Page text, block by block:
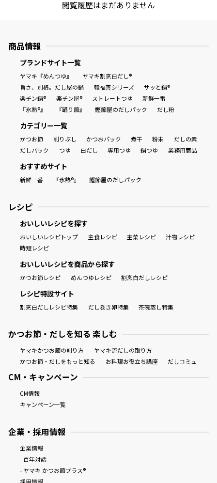
閲覧履歴はまだありません
商品情報
ブランドサイト一覧
ヤマキ『めんつゆ』
ヤマキ割烹白だし®
旨さ、別格。だし屋の鍋
韓福善シリーズ
サッと鍋®
楽チン鍋®
楽チン屋® ストレートつゆ
新鮮一番
『氷熟®』
『踊り節』 鰹節屋のだしパック だし粉
カテゴリー一覧
かつお節 削りぶし かつおパック 煮干 粉末
だしの素
だしパック
つゆ 白だし 専用つゆ 鍋つゆ 業務用商品
おすすめサイト
新鮮一番 『氷熟®』 鰹節屋のだしパック
レシピ
おいしいレシピを探す
おいしいレシピトップ 主食レシピ 主菜レシピ
汁物レシピ
時短レシピ
おいしいレシピを商品から探す
かつお節レシピ めんつゆレシピ 割烹白だしレシピ
レシピ特設サイト
割烹白だしレシピ特集 だし巻き卵特集 茶碗蒸し特集
かつお節・だしを知る 楽しむ
ヤマキかつお節の削り方
ヤマキ流だしの取り方
かつお節・だしをもっと知る
お料理お役立ち講座 だしコミュ
CM・キャンペーン
CM情報
キャンペーン一覧
企業・採用情報
企業情報
- 百年対話
- ヤマキ かつお節プラス®